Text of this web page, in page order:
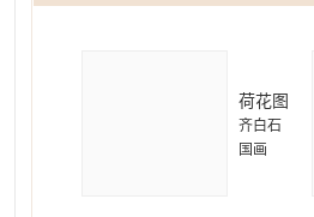
荷花图
齐白石
国画